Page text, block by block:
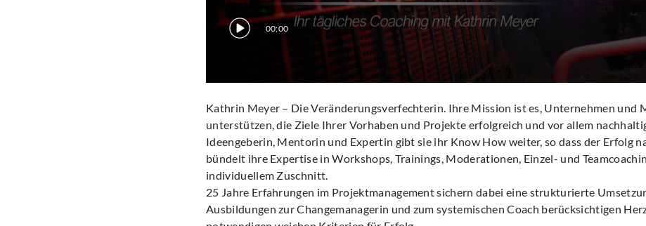
00:00
Kathrin Meyer – Die Veränderungsverfechterin. Ihre Mission ist es, Unternehmen und
unterstützen, die Ziele Ihrer Vorhaben und Projekte erfolgreich und vor allem
Ideengeberin, Mentorin und Expertin gibt sie ihr Know How weiter, so dass der Erfolg
bündelt ihre Expertise in Workshops, Trainings, Moderationen, Einzel- und
individuellem Zuschnitt.
25 Jahre Erfahrungen im Projektmanagement sichern dabei eine strukturierte
Ausbildungen zur Changemanagerin und zum systemischen Coach berücksichtigen